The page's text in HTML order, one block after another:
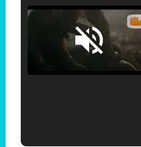
Unmute
Loaded:
25.30%